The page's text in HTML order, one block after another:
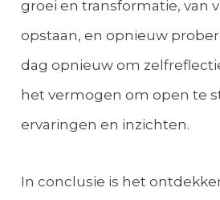
groei en transformatie, van
opstaan, en opnieuw
dag opnieuw om
het vermogen om open te
ervaringen en inzichten.
In conclusie is het